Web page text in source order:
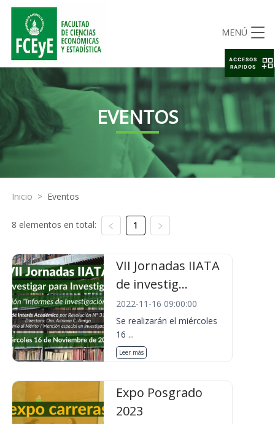
MENÚ
EVENTOS
Inicio > Eventos
8 elementos en total: 1
VII Jornadas IIATA
de investig...
2022-11-16 09:00:00
Se realizarán el miércoles
16 ...
Leer más
Expo Posgrado
2023
ACCESOS
RAPIDOS